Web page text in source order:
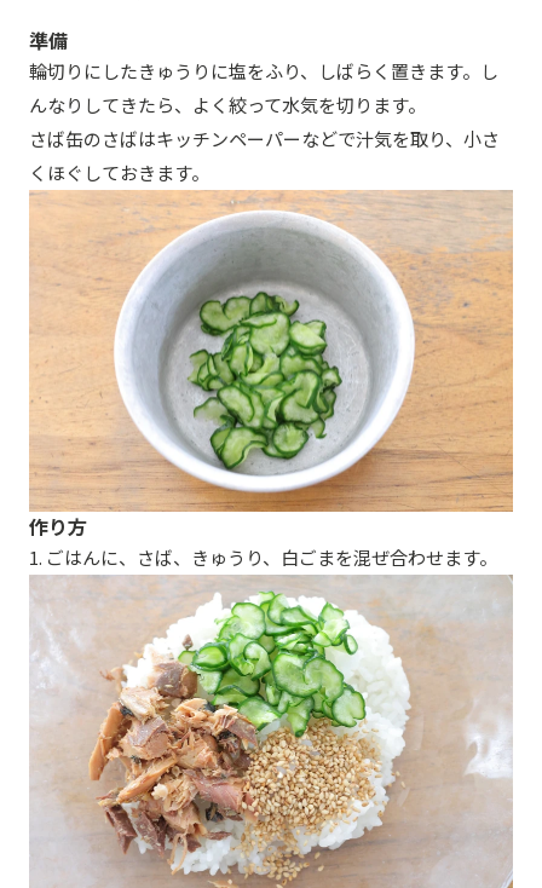
準備
輪切りにしたきゅうりに塩をふり、しばらく置きます。し
んなりしてきたら、よく絞って水気を切ります。
さば缶のさばはキッチンペーパーなどで汁気を取り、小さ
くほぐしておきます。
作り方
1. ごはんに、さば、きゅうり、白ごまを混ぜ合わせます。